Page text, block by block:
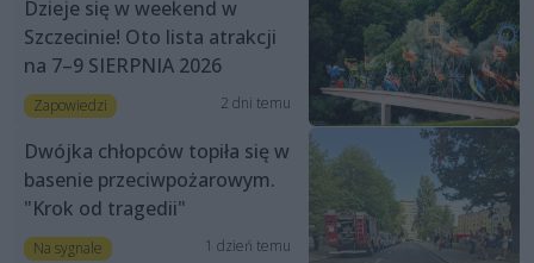
Dzieje się w weekend w
Szczecinie! Oto lista atrakcji
na 7–9 SIERPNIA 2026
Zapowiedzi 2 dni temu
Dwójka chłopców topiła się w
basenie przeciwpożarowym.
"Krok od tragedii"
Na sygnale 1 dzień temu